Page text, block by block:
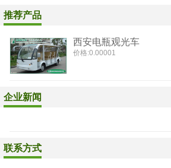
推荐产品
西安电瓶观光车
价格:0.00001
企业新闻
联系方式